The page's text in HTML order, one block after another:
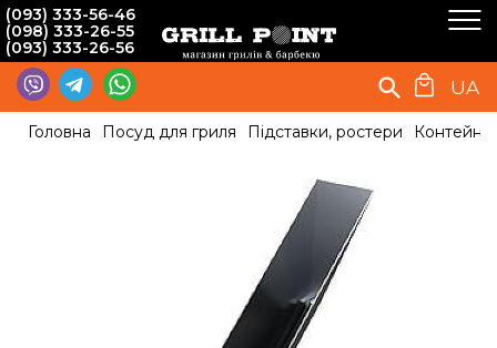
(093) 333-56-46
(098) 333-26-55
(093) 333-26-56
UA
Головна Посуд для гриля Підставки, ростери